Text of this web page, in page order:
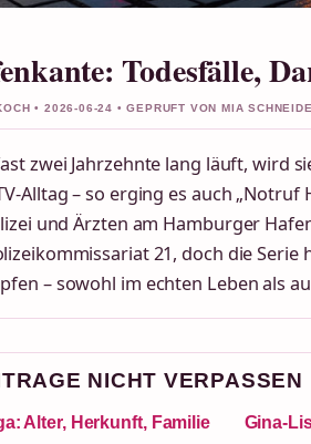
Todesfälle,
• 2026-06-24 • GEPRUFT VON MIA
zwei Jahrzehnte lang läuft, wird
Alltag – so erging es auch „Notruf
und Ärzten am Hamburger
21, doch die
– sowohl im echten Leben als
NICHT VERPASSEN
Alter, Herkunft, Familie
Gina-